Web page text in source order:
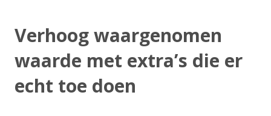
Verhoog waargenomen
waarde met extra’s die er
echt toe doen